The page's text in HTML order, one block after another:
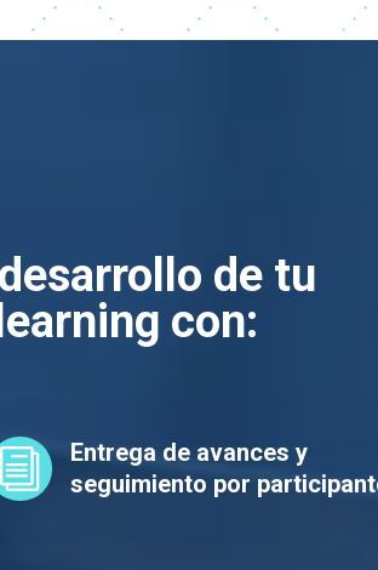
de tu
con:
Entrega de avances y
seguimiento por